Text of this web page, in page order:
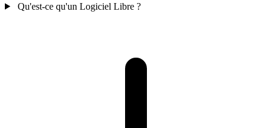
Qu'est-ce qu'un Logiciel Libre ?